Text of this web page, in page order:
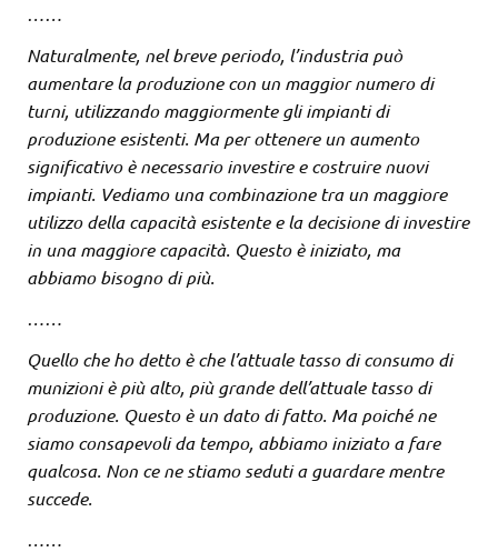
……
Naturalmente, nel breve periodo, l’industria può
aumentare la produzione con un maggior numero di
turni, utilizzando maggiormente gli impianti di
produzione esistenti. Ma per ottenere un aumento
significativo è necessario investire e costruire nuovi
impianti. Vediamo una combinazione tra un maggiore
utilizzo della capacità esistente e la decisione di investire
in una maggiore capacità. Questo è iniziato, ma
abbiamo bisogno di più.
……
Quello che ho detto è che l’attuale tasso di consumo di
munizioni è più alto, più grande dell’attuale tasso di
produzione. Questo è un dato di fatto. Ma poiché ne
siamo consapevoli da tempo, abbiamo iniziato a fare
qualcosa. Non ce ne stiamo seduti a guardare mentre
succede.
……